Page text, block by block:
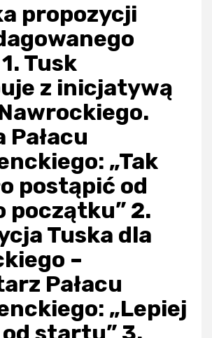
propozycji
Tusk
z inicjatywą
Pałacu
„Tak
postąpić od
początku” 2.
Tuska dla
–
Pałacu
„Lepiej